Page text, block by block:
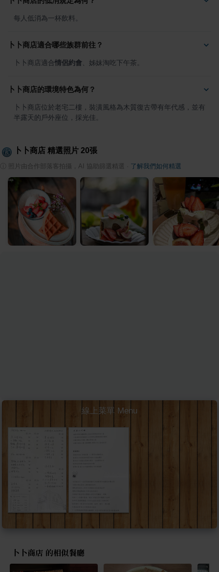
每人低消為一杯飲料。
卜卜商店適合哪些族群前往？
卜卜商店適合情侶約會 、姊妹淘吃下午茶。
卜卜商店的環境特色為何？
卜卜商店位於老宅二樓，裝潢風格為木質復古帶有年代感，並有
半露天的戶外座位，採光佳。
卜卜商店 精選照片 20張
照片由合作部落客拍攝，AI 協助篩選精選 了解我們如何精選
線上菜單 Menu
卜卜商店 的相似餐廳